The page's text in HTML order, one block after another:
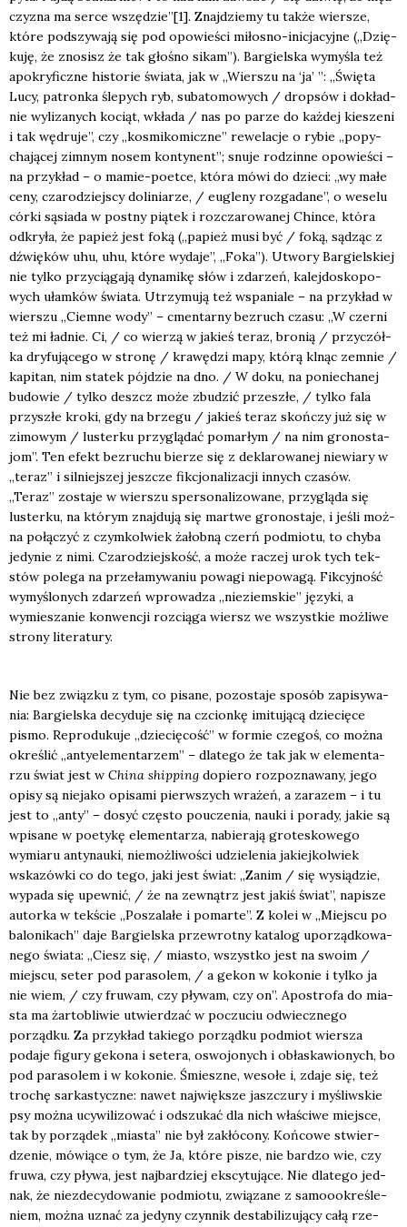
czy­zna ma ser­ce wszędzie”[1]. Znaj­dzie­my tu tak­że wier­sze,
któ­re pod­szy­wa­ją się pod opo­wie­ści miło­sno-ini­cja­cyj­ne („Dzię­
ku­ję, że zno­sisz że tak gło­śno sikam”). Bar­giel­ska wymy­śla też
apo­kry­ficz­ne histo­rie świa­ta, jak w „Wier­szu na ‘ja’ ”: „Świę­ta
Lucy, patron­ka śle­pych ryb, sub­a­to­mo­wych / drop­sów i dokład­
nie wyli­za­nych kociąt, wkła­da / nas po parze do każ­dej kie­sze­ni
i tak wędru­je”, czy „kosmi­ko­micz­ne” rewe­la­cje o rybie „popy­
cha­ją­cej zim­nym nosem kon­ty­nent”; snu­je rodzin­ne opo­wie­ści –
na przy­kład – o mamie-poet­ce, któ­ra mówi do dzie­ci: „wy małe
ceny, cza­ro­dziej­scy doli­nia­rze, / eugle­ny roz­ga­da­ne”, o wese­lu
cór­ki sąsia­da w post­ny pią­tek i roz­cza­ro­wa­nej Chin­ce, któ­ra
odkry­ła, że papież jest foką („papież musi być / foką, sądząc z
dźwię­ków uhu, uhu, któ­re wyda­je”, „Foka”). Utwo­ry Bar­giel­skiej
nie tyl­ko przy­cią­ga­ją dyna­mi­kę słów i zda­rzeń, kalej­do­sko­po­
wych ułam­ków świa­ta. Utrzy­mu­ją też wspa­nia­le – na przy­kład w
wier­szu „Ciem­ne wody” – cmen­tar­ny bez­ruch cza­su: „W czer­ni
też mi ład­nie. Ci, / co wie­rzą w jakieś teraz, bro­nią / przy­czół­
ka dry­fu­ją­ce­go w stro­nę / kra­wę­dzi mapy, któ­rą klnąc zemnie /
kapi­tan, nim sta­tek pój­dzie na dno. / W doku, na ponie­cha­nej
budo­wie / tyl­ko deszcz może zbu­dzić prze­szłe, / tyl­ko fala
przy­szłe kro­ki, gdy na brze­gu / jakieś teraz skoń­czy już się w
zimo­wym / luster­ku przy­glą­dać pomar­łym / na nim gro­no­sta­
jom”. Ten efekt bez­ru­chu bie­rze się z dekla­ro­wa­nej nie­wia­ry w
„teraz” i sil­niej­szej jesz­cze fik­cjo­na­li­za­cji innych cza­sów.
„Teraz” zosta­je w wier­szu sper­so­na­li­zo­wa­ne, przy­glą­da się
luster­ku, na któ­rym znaj­du­ją się mar­twe gro­no­sta­je, i jeśli moż­
na połą­czyć z czym­kol­wiek żałob­ną czerń pod­mio­tu, to chy­ba
jedy­nie z nimi. Cza­ro­dziej­skość, a może raczej urok tych tek­
stów pole­ga na prze­ła­my­wa­niu powa­gi nie­po­wa­gą. Fik­cyj­ność
wymy­ślo­nych zda­rzeń wpro­wa­dza „nie­ziem­skie” języ­ki, a
wymie­sza­nie kon­wen­cji roz­cią­ga wiersz we wszyst­kie moż­li­we
stro­ny lite­ra­tu­ry.
Nie bez związ­ku z tym, co pisa­ne, pozo­sta­je spo­sób zapi­sy­wa­
nia: Bar­giel­ska decy­du­je się na czcion­kę imi­tu­ją­cą dzie­cię­ce
pismo. Repro­du­ku­je „dzie­cię­cość” w for­mie cze­goś, co moż­na
okre­ślić „anty­ele­men­ta­rzem” – dla­te­go że tak jak w ele­men­ta­
rzu świat jest w Chi­na ship­ping dopie­ro roz­po­zna­wa­ny, jego
opi­sy są nie­ja­ko opi­sa­mi pierw­szych wra­żeń, a zara­zem – i tu
jest to „anty” – dosyć czę­sto poucze­nia, nauki i pora­dy, jakie są
wpi­sa­ne w poety­kę ele­men­ta­rza, nabie­ra­ją gro­te­sko­we­go
wymia­ru anty­nau­ki, nie­moż­li­wo­ści udzie­le­nia jakiej­kol­wiek
wska­zów­ki co do tego, jaki jest świat: „Zanim / się wysią­dzie,
wypa­da się upew­nić, / że na zewnątrz jest jakiś świat”, napi­sze
autor­ka w tek­ście „Posza­la­łe i pomar­te”. Z kolei w „Miej­scu po
balo­ni­kach” daje Bar­giel­ska prze­wrot­ny kata­log upo­rząd­ko­wa­
ne­go świa­ta: „Ciesz się, / mia­sto, wszyst­ko jest na swo­im /
miej­scu, seter pod para­so­lem, / a gekon w koko­nie i tyl­ko ja
nie wiem, / czy fru­wam, czy pły­wam, czy on”. Apo­stro­fa do mia­
sta ma żar­to­bli­wie utwier­dzać w poczu­ciu odwiecz­ne­go
porząd­ku. Za przy­kład takie­go porząd­ku pod­miot wier­sza
poda­je figu­ry geko­na i sete­ra, oswo­jo­nych i obła­ska­wio­nych, bo
pod para­so­lem i w koko­nie. Śmiesz­ne, weso­łe i, zda­je się, też
tro­chę sar­ka­stycz­ne: nawet naj­więk­sze jasz­czu­ry i myśliw­skie
psy moż­na ucy­wi­li­zo­wać i odszu­kać dla nich wła­ści­we miej­sce,
tak by porzą­dek „mia­sta” nie był zakłó­co­ny. Koń­co­we stwier­
dze­nie, mówią­ce o tym, że Ja, któ­re pisze, nie bar­dzo wie, czy
fru­wa, czy pły­wa, jest naj­bar­dziej eks­cy­tu­ją­ce. Nie dla­te­go jed­
nak, że nie­zde­cy­do­wa­nie pod­mio­tu, zwią­za­ne z samo­ookre­śle­
niem, moż­na uznać za jedy­ny czyn­nik desta­bi­li­zu­ją­cy całą rze­